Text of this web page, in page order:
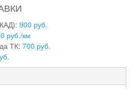
900 руб.
руб./км
ТК: 700 руб.